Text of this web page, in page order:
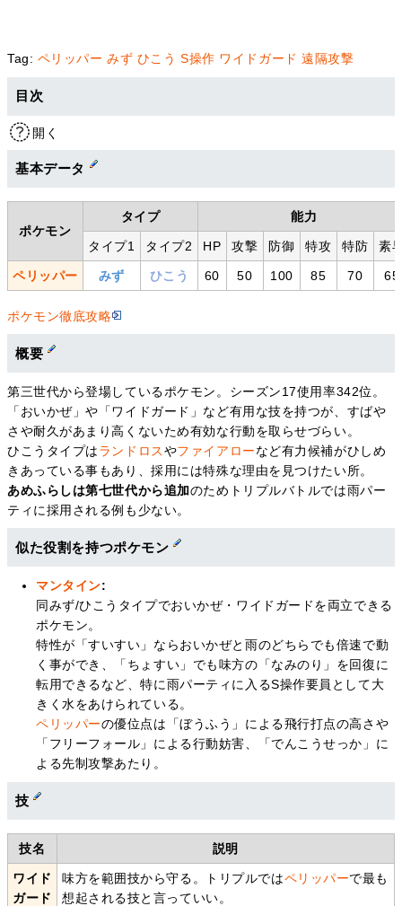
Tag: ペリッパー みず ひこう S操作 ワイドガード 遠隔攻撃
目次
開く
基本データ
ポケモン
タイプ 能力
タイプ1 タイプ2 HP 攻撃 防御 特攻 特防 素
ペリッパー みず ひこう 60 50 100 85 70 65
ポケモン徹底攻略
概要
第三世代から登場しているポケモン。シーズン17使用率342位。
「おいかぜ」や「ワイドガード」など有用な技を持つが、すばや
さや耐久があまり高くないため有効な行動を取らせづらい。
ひこうタイプはランドロスやファイアローなど有力候補がひしめ
きあっている事もあり、採用には特殊な理由を見つけたい所。
あめふらしは第七世代から追加のためトリプルバトルでは雨パー
ティに採用される例も少ない。
似た役割を持つポケモン
マンタイン:
同みず/ひこうタイプでおいかぜ・ワイドガードを両立できる
ポケモン。
特性が「すいすい」ならおいかぜと雨のどちらでも倍速で動
く事ができ、「ちょすい」でも味方の「なみのり」を回復に
転用できるなど、特に雨パーティに入るS操作要員として大
きく水をあけられている。
ペリッパーの優位点は「ぼうふう」による飛行打点の高さや
「フリーフォール」による行動妨害、「でんこうせっか」に
よる先制攻撃あたり。
技
技名 説明
ワイド
ガード
味方を範囲技から守る。トリプルではペリッパーで最も
想起される技と言っていい。